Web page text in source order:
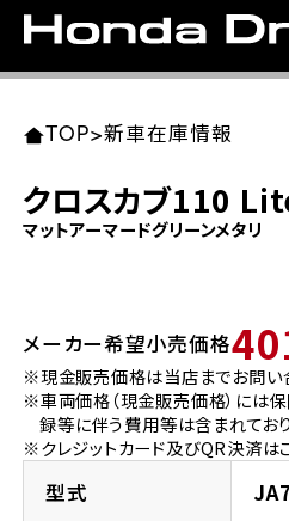
ラインアップ
レンタルバイク
洋用品
イベント
TOP>新車在庫情報
クロスカブ110
マットアーマードグリーンメタリ
メーカー希望小売価格
※現金販売価格は当店までお問い
※車両価格（現金販売価格）には保
録等に伴う費用等は含まれており
※クレジットカード及びQR決済は
型式
東北エリア 店舗一
岩手県
宮城県
ホンダドリーム 仙台
ホンダドリーム 宮城
関東エリア 店舗一
東京都
ホンダドリーム 西東
ホンダドリーム 練馬
ホンダドリーム 板橋
中部エリア 店舗一
愛知県
ホンダドリーム 名古
ホンダドリーム 小牧
ホンダドリーム 名古
近畿エリア 店舗一
大阪府
ホンダドリーム 箕面
ホンダドリーム 藤井
ホンダドリーム 東淀
中国・四国エリア
岡山県
広島県
ホンダドリーム 広島
ホンダドリーム 福山
九州エリア 店舗一
福岡県
ホンダドリーム 福岡
ホンダドリーム 久留
ホンダドリーム 福岡